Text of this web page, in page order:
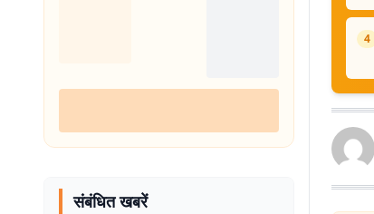
संबंधित खबरें
4